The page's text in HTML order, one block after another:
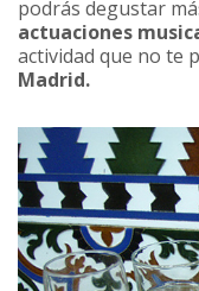
podrás degustar
actuaciones
actividad que no te
Madrid.